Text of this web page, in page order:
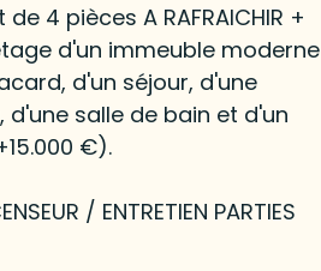
4 pièces A RAFRAICHIR +
d'un immeuble moderne
d'un séjour, d'une
salle de bain et d'un
€).
/ ENTRETIEN PARTIES